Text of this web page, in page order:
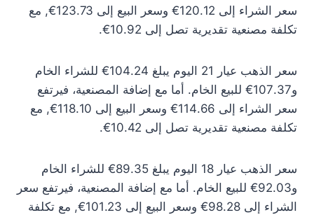
سعر الشراء إلى 120.12€ وسعر البيع إلى 123.73€, مع
تكلفة مصنعية تقديرية تصل إلى 10.92€.
سعر الذهب عيار 21 اليوم يبلغ 104.24€ للشراء الخام
و107.37€ للبيع الخام. أما مع إضافة المصنعية، فيرتفع
سعر الشراء إلى 114.66€ وسعر البيع إلى 118.10€, مع
تكلفة مصنعية تقديرية تصل إلى 10.42€.
سعر الذهب عيار 18 اليوم يبلغ 89.35€ للشراء الخام
و92.03€ للبيع الخام. أما مع إضافة المصنعية، فيرتفع سعر
الشراء إلى 98.28€ وسعر البيع إلى 101.23€, مع تكلفة